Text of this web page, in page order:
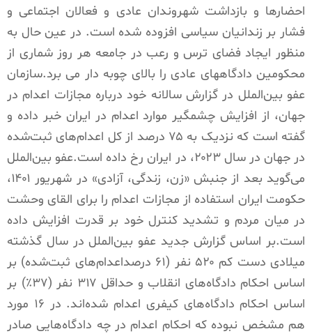
احضارها و بازداشت ‌شهروندان عادی و فعالان اجتماعی و
فشار بر زندانیان سیاسی افزوده شده است. در عین حال به
منظور ایجاد فضای ترس و رعب در جامعه هر روز شماری از
محکومین دادگاههای عادی را بالای چوبه دار می برد.سازمان
عفو بین‌الملل در گزارش سالانه خود درباره مجازات اعدام در
جهان، از افزایش چشمگیر موارد اعدام در ایران خبر داده و
گفته است که نزدیک به ۷۵ درصد از کل اعدام‌های ثبت‌شده
در جهان در سال ۲۰۲۳، در ایران رخ داده است.عفو بین‌الملل
می‌گوید بعد از جنبش «زن، زندگی، آزادی» در شهریور ۱۴۰۱،
حکومت ایران استفاده از مجازات اعدام را برای القای وحشت
در میان مردم و تشدید کنترل خود بر قدرت افزایش داده
است.بر اساس گزارش جدید عفو بین‌الملل در سال گذشته
میلادی دست کم ۵۲۰ نفر (۶۱ درصداعدام‌های ثبت‌شده) بر
اساس احکام دادگاه‌های انقلاب و حداقل ۳۱۷ نفر (۳۷٪) بر
اساس احکام دادگاه‌های کیفری اعدام شده‌اند. در ۱۶ مورد
هم مشخص نبوده که احکام اعدام در چه دادگاه‌هایی صادر